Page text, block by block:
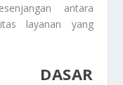
antara
layanan yang
DASAR